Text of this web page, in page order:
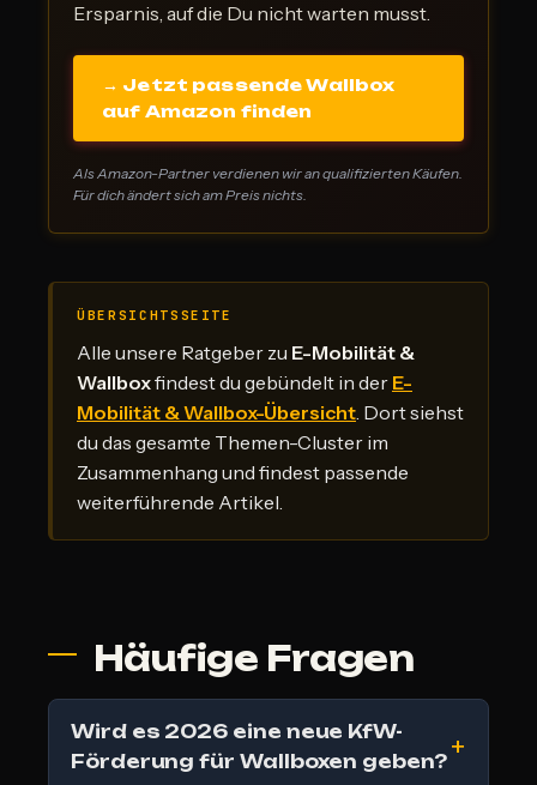
Ersparnis, auf die Du nicht warten musst.
→ Jetzt passende Wallbox
auf Amazon finden
Als Amazon-Partner verdienen wir an qualifizierten Käufen.
Für dich ändert sich am Preis nichts.
ÜBERSICHTSSEITE
Alle unsere Ratgeber zu E-Mobilität &
Wallboxfindest du gebündelt in der E-
Mobilität & Wallbox-Übersicht. Dort siehst
du das gesamte Themen-Cluster im
Zusammenhang und findest passende
weiterführende Artikel.
Häufige Fragen
Wird es 2026 eine neue KfW-
Förderung für Wallboxen geben?